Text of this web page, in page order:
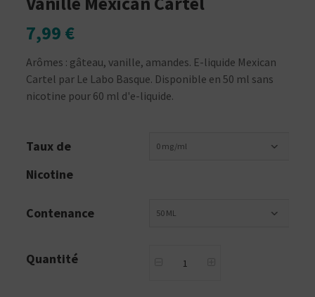
7,99 €
Arômes : gâteau, vanille, amandes. E-liquide Mexican
Cartel par Le Labo Basque. Disponible en 50 ml sans
nicotine pour 60 ml d'e-liquide.
Taux de
Nicotine
0 mg/ml
Contenance 50 ML
Quantité